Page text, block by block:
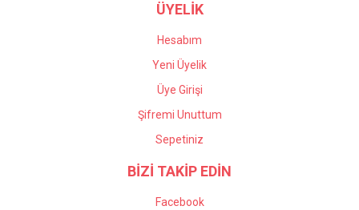
ÜYELİK
Hesabım
Yeni Üyelik
Üye Girişi
Şifremi Unuttum
Sepetiniz
BİZİ TAKİP EDİN
Facebook